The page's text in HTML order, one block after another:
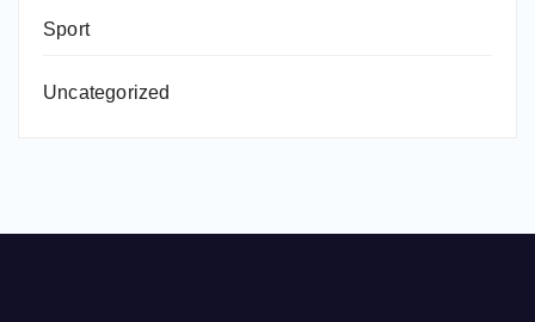
Sport
Uncategorized